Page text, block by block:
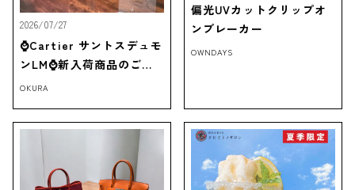
2026/07/27
⌚Cartier サントスデュモ
ンLM⌚新入荷商品のご紹
介‼
OKURA
偏光UVカットクリップオ
ンブレーカー
OWNDAYS